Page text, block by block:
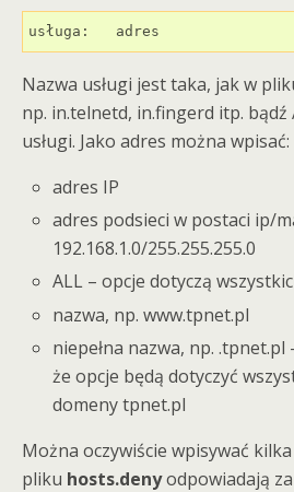
usługa:   adres
Nazwa usługi jest taka, jak w
np. in.telnetd, in.fingerd itp. bądź
usługi. Jako adres można wpisać:
adres IP
adres podsieci w postaci ip/
192.168.1.0/255.255.255.0
ALL – opcje dotyczą
nazwa, np. www.tpnet.pl
niepełna nazwa, np.
że opcje będą dotyczyć
domeny tpnet.pl
Można oczywiście wpisywać
pliku hosts.denyodpowiadają